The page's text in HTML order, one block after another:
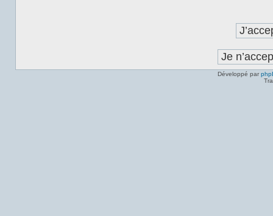
Développé par